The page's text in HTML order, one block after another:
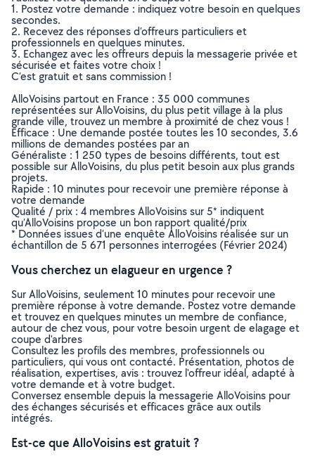
1. Postez votre demande : indiquez votre besoin en quelques
secondes.
2. Recevez des réponses d’offreurs particuliers et
professionnels en quelques minutes.
3. Echangez avec les offreurs depuis la messagerie privée et
sécurisée et faites votre choix !
C’est gratuit et sans commission !
AlloVoisins partout en France : 35 000 communes
représentées sur AlloVoisins, du plus petit village à la plus
grande ville, trouvez un membre à proximité de chez vous !
Efficace : Une demande postée toutes les 10 secondes, 3.6
millions de demandes postées par an
Généraliste : 1 250 types de besoins différents, tout est
possible sur AlloVoisins, du plus petit besoin aux plus grands
projets.
Rapide : 10 minutes pour recevoir une première réponse à
votre demande
Qualité / prix : 4 membres AlloVoisins sur 5* indiquent
qu’AlloVoisins propose un bon rapport qualité/prix
* Données issues d’une enquête AlloVoisins réalisée sur un
échantillon de 5 671 personnes interrogées (Février 2024)
Vous cherchez un elagueur en urgence ?
Sur AlloVoisins, seulement 10 minutes pour recevoir une
première réponse à votre demande. Postez votre demande
et trouvez en quelques minutes un membre de confiance,
autour de chez vous, pour votre besoin urgent de elagage et
coupe d'arbres
Consultez les profils des membres, professionnels ou
particuliers, qui vous ont contacté. Présentation, photos de
réalisation, expertises, avis : trouvez l'offreur idéal, adapté à
votre demande et à votre budget.
Conversez ensemble depuis la messagerie AlloVoisins pour
des échanges sécurisés et efficaces grâce aux outils
intégrés.
Est-ce que AlloVoisins est gratuit ?